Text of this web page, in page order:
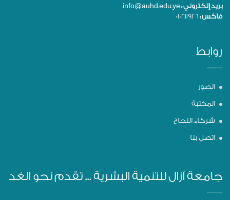
بريد إلكتروني :
فاكس :
روابط
الصور
المكتبة
شركاء النجاح
اتصل بنا
جامعة آزال للتنمية البشرية ... تقدم نحو الغد